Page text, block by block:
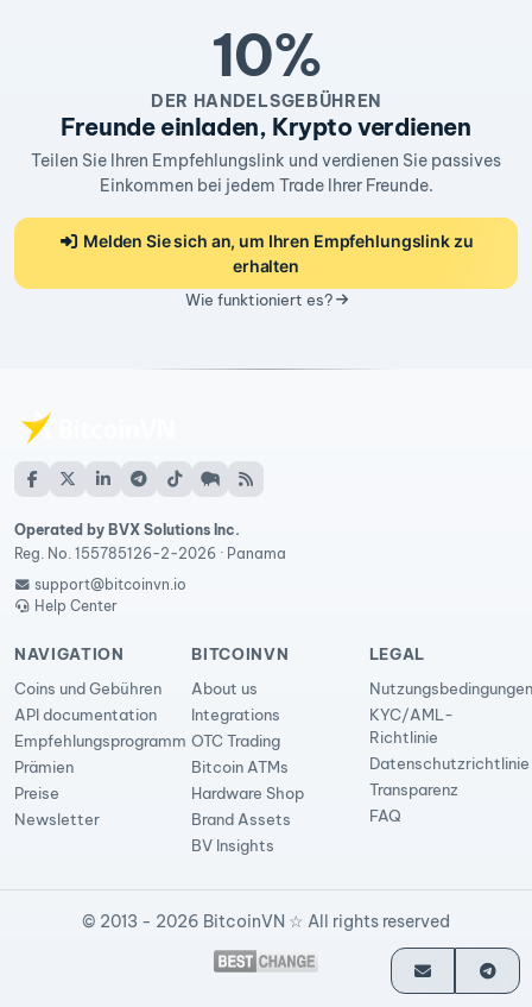
10%
DER HANDELSGEBÜHREN
Freunde einladen, Krypto verdienen
Teilen Sie Ihren Empfehlungslink und verdienen Sie passives
Einkommen bei jedem Trade Ihrer Freunde.
Melden Sie sich an, um Ihren Empfehlungslink zu
erhalten
Wie funktioniert es?
Operated by BVX Solutions Inc.
Reg. No. 155785126-2-2026 · Panama
support@bitcoinvn.io
Help Center
NAVIGATION
Coins und Gebühren
API documentation
Empfehlungsprogramm
Prämien
Preise
Newsletter
BITCOINVN
About us
Integrations
OTC Trading
Bitcoin ATMs
Hardware Shop
Brand Assets
BV Insights
LEGAL
Nutzungsbedingungen
KYC/AML-
Richtlinie
Datenschutzrichtlinie
Transparenz
FAQ
© 2013 - 2026 BitcoinVN ☆ All rights reserved